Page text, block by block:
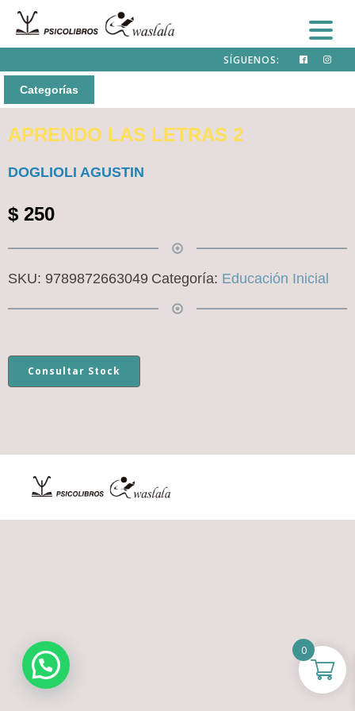
SÍGUENOS:
Categorías
APRENDO LAS LETRAS 2
DOGLIOLI AGUSTIN
$ 250
SKU: 9789872663049 Categoría: Educación Inicial
Consultar Stock
0